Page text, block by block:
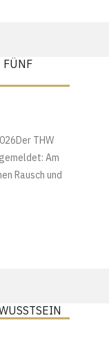
FÜNF
THW
Am
Rausch und